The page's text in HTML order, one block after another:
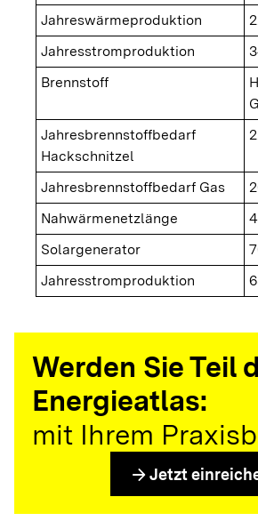
Jahreswärmeproduktion
Jahresstromproduktion
Brennstoff
Jahresbrennstoffbedarf
Hackschnitzel
Jahresbrennstoffbedarf Gas
Nahwärmenetzlänge
Solargenerator
Jahresstromproduktion
Werden Sie Teil
Energieatlas:
mit Ihrem
arrow_forward Jetzt